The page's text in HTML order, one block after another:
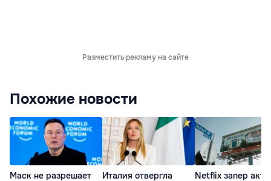
Разместить рекламу на сайте
Похожие новости
Маск не разрешает
Италия отвергла
Netflix запер